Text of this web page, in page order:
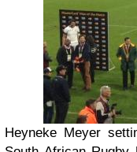
Heyneke Meyer